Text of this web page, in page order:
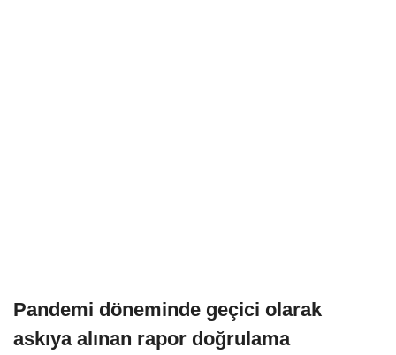
Pandemi döneminde geçici olarak
askıya alınan rapor doğrulama